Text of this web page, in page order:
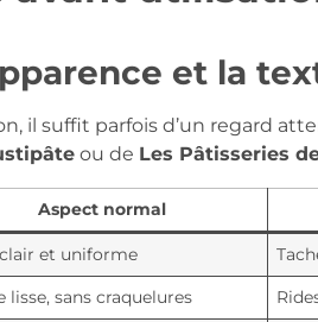
et la
il suffit parfois d’un regard
ou de Les Pâtisseries
Aspect normal
et uniforme
lisse, sans craquelures